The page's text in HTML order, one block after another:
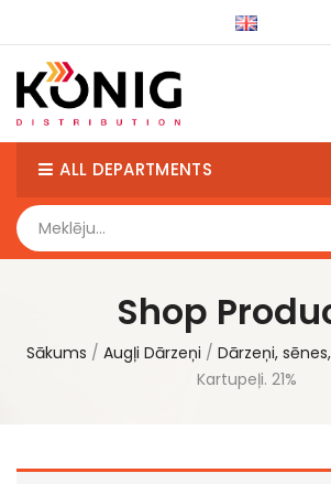
ALL DEPARTMENTS
Shop
Sākums Augļi Dārzeņi
Dārzeņi,
Kartupeļi. 21%